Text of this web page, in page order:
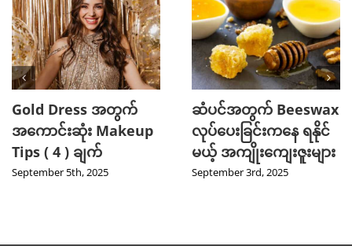
Gold Dress အတွက်
အကောင်းဆုံး Makeup
Tips ( 4 ) ချက်
September 5th, 2025
ဆံပင်အတွက် Beeswax
လုပ်ပေးခြင်းကနေ ရနိုင်
မယ့် အကျိုးကျေးဇူးများ
September 3rd, 2025